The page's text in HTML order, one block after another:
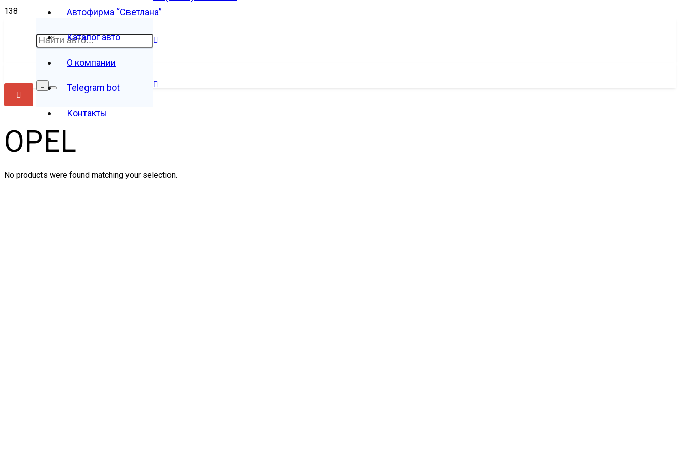
Автофирма “Светлана”
Каталог авто
О компании
Telegram bot
Контакты
OPEL
No products were found matching your selection.